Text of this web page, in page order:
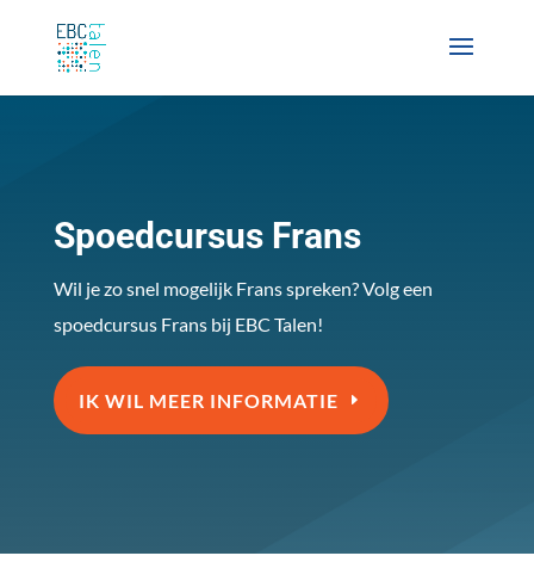
Spoedcursus Frans
Wil je zo snel mogelijk Frans spreken? Volg een
spoedcursus Frans bij EBC Talen!
IK WIL MEER INFORMATIE